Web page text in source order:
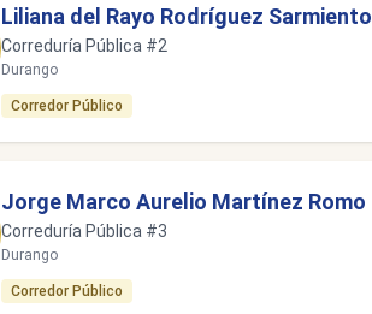
Liliana del Rayo Rodríguez Sarmiento
Correduría Pública #2
Durango
Corredor Público
Jorge Marco Aurelio Martínez Romo
Correduría Pública #3
Durango
Corredor Público